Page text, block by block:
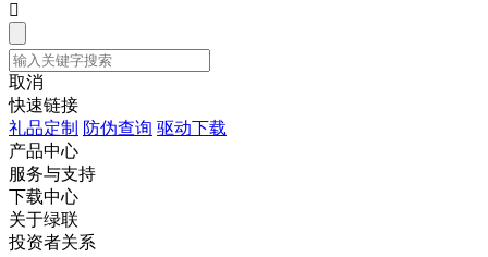

取消
快速链接
礼品定制 防伪查询 驱动下载
产品中心
服务与支持
下载中心
关于绿联
投资者关系